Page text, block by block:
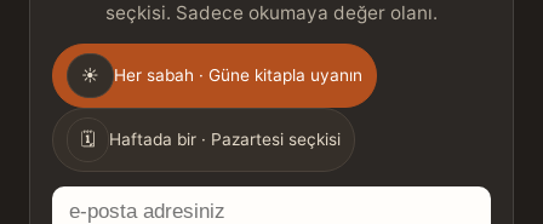
seçkisi. Sadece okumaya değer olanı.
Gönderim
sıklığı
☀ Her sabah · Güne kitapla uyanın
🗓 Haftada bir · Pazartesi seçkisi
E-